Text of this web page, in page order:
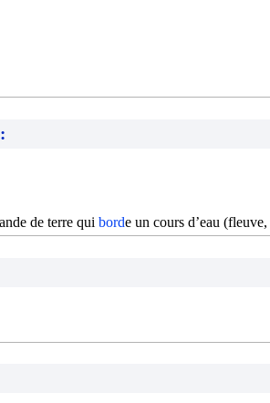
de terre quiborde un cours d’eau